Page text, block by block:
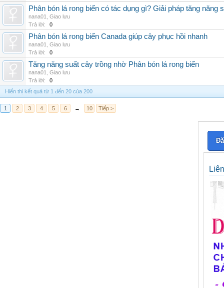
Phân bón lá rong biển có tác dụng gì? Giải pháp tăng năng
nana01
Giao lưu
Trả lời:
0
Phân bón lá rong biển Canada giúp cây phục hồi nhanh
nana01
Giao lưu
Trả lời:
0
Tăng năng suất cây trồng nhờ Phân bón lá rong biển
nana01
Giao lưu
Trả lời:
0
Hiển thị kết quả từ 1 đến 20 của 200
1 2 3 4 5 6 → 10 Tiếp >